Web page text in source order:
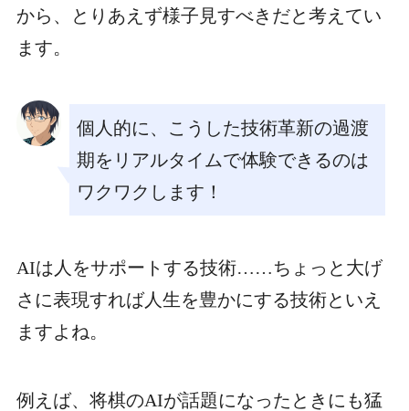
から、とりあえず様子見すべきだと考えてい
ます。
個人的に、こうした技術革新の過渡
期をリアルタイムで体験できるのは
ワクワクします！
AIは人をサポートする技術……ちょっと大げ
さに表現すれば人生を豊かにする技術といえ
ますよね。
例えば、将棋のAIが話題になったときにも猛